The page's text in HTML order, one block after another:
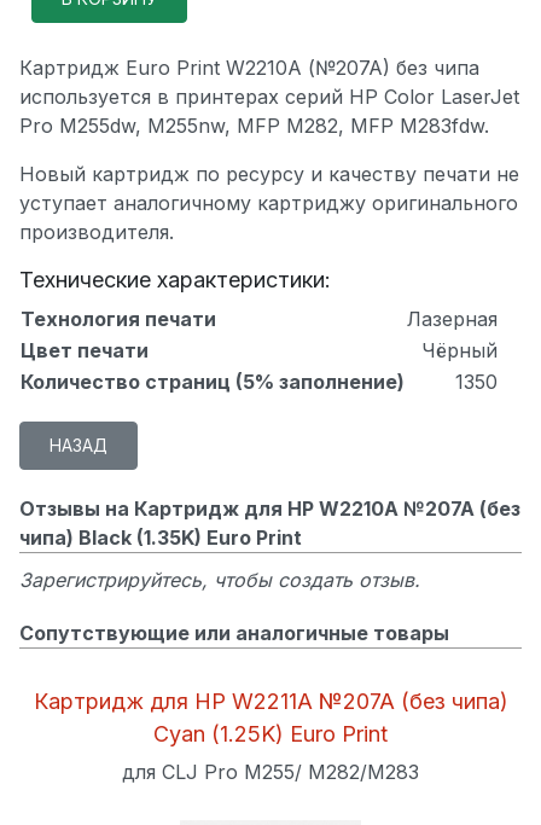
Картридж Euro Print W2210A (№207A) без чипа
используется в принтерах серий HP Color LaserJet
Pro M255dw, M255nw, MFP M282, MFP M283fdw.
Новый картридж по ресурсу и качеству печати не
уступает аналогичному картриджу оригинального
производителя.
Технические характеристики:
Технология печати
Лазерная
Цвет печати
Чёрный
Количество страниц (5% заполнение)
1350
Отзывы на Картридж для HP W2210A №207A (без
чипа) Black (1.35K) Euro Print
Зарегистрируйтесь, чтобы создать отзыв.
Сопутствующие или аналогичные товары
Картридж для HP W2211A №207A (без чипа)
Cyan (1.25K) Euro Print
для CLJ Pro M255/ M282/M283